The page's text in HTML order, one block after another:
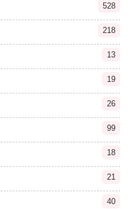
528
218
13
19
26
99
18
21
40